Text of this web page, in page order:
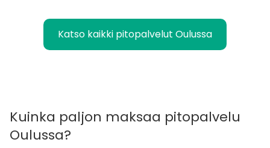
Katso kaikki pitopalvelut Oulussa
Kuinka paljon maksaa pitopalvelu
Oulussa?